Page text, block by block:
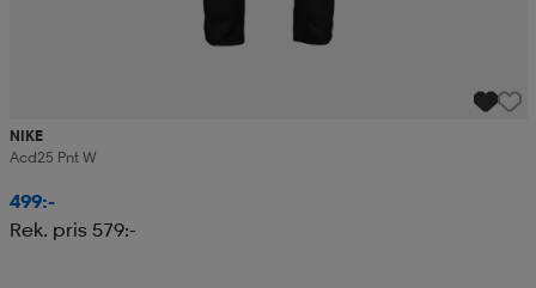
NIKE
Acd25 Pnt W
499:-
Rek. pris 579:-